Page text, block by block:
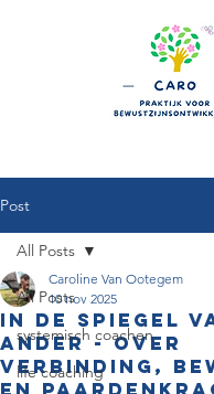
Post
All Posts
systemisch coachen
life coaching
All Posts
In de spiegel
ander - over
verbinding,
Caroline Van Ootegem
10 nov 2025